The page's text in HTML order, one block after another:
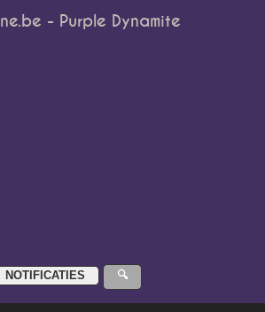
- Purple Dynamite